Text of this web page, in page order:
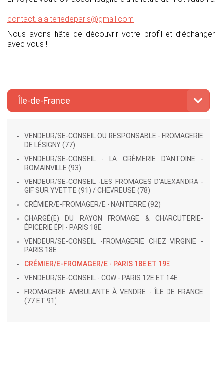
Île-de-France
VENDEUR/SE-CONSEIL OU RESPONSABLE - FROMAGERIE
DE LÉSIGNY (77)
VENDEUR/SE-CONSEIL - LA CRÈMERIE D'ANTOINE -
ROMAINVILLE (93)
VENDEUR/SE-CONSEIL -LES FROMAGES D'ALEXANDRA -
GIF SUR YVETTE (91) / CHEVREUSE (78)
CRÉMIER/E-FROMAGER/E - NANTERRE (92)
CHARGÉ(E) DU RAYON FROMAGE & CHARCUTERIE-
ÉPICERIE ÉPI - PARIS 18E
VENDEUR/SE-CONSEIL -FROMAGERIE CHEZ VIRGINIE -
PARIS 18E
CRÉMIER/E-FROMAGER/E - PARIS 18E ET 19E
VENDEUR/SE-CONSEIL - COW - PARIS 12E ET 14E
FROMAGERIE AMBULANTE À VENDRE - ÎLE DE FRANCE
(77 ET 91)
:
contact.lalaiteriedeparis@gmail.com
Nous avons hâte de découvrir votre profil et d’échanger
avec vous !